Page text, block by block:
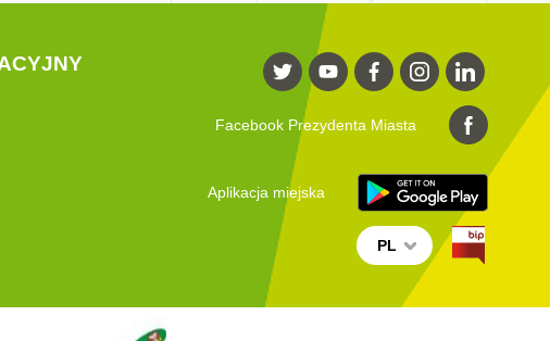
Facebook Prezydenta Miasta
Aplikacja miejska
PL